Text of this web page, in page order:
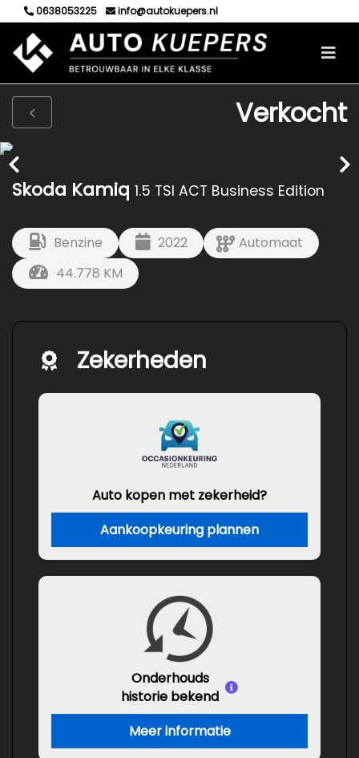
0638053225 info@autokuepers.nl
Verkocht
Skoda Kamiq 1.5 TSI ACT Business Edition
Benzine 2022
Automaat
44.778 KM
Zekerheden
Auto kopen met zekerheid?
Aankoopkeuring plannen
Onderhouds
historie bekend
Meer informatie